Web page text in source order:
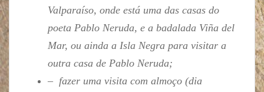
Valparaíso, onde está uma das casas do
poeta Pablo Neruda, e a badalada Viña del
Mar, ou ainda a Isla Negra para visitar a
outra casa de Pablo Neruda;
– fazer uma visita com almoço (dia